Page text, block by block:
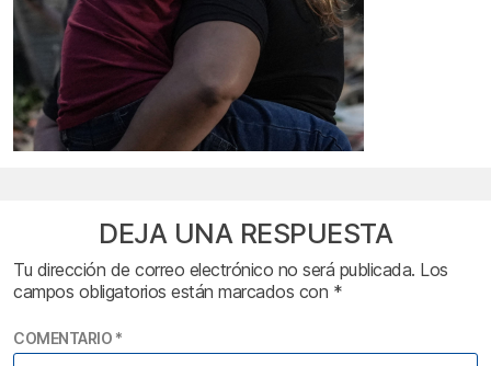
DEJA UNA RESPUESTA
Tu dirección de correo electrónico no será publicada. Los
campos obligatorios están marcados con *
COMENTARIO *